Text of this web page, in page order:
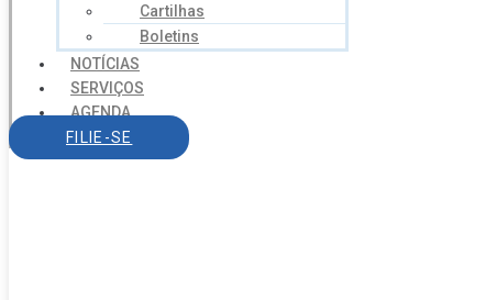
Cartilhas
Boletins
NOTÍCIAS
SERVIÇOS
AGENDA
CONTATO
FILIE-SE